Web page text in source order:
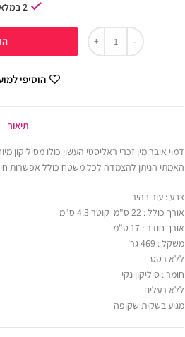
2 במלאי
הוסיפי
תיאור
דמוי איבר מין זכרי ראליסטי העשוי כולו
האמתי הניתן להצמדה לכל משטח כולל אפשרות
צבע : עור בהיר
אורך כולל : 22 ס"מ קוטר 4.3 ס"מ
אורך חודר : 17 ס"מ
משקל : 469 גר'
ללא רטט
חומר : סיליקון נקי
ללא רעלים
מגיע בשקית שקופה